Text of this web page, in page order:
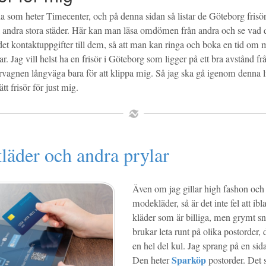
som heter Timecenter, och på denna sidan så listar de Göteborg
stora städer. Här kan man läsa omdömen från andra och se vad
kontaktuppgifter till dem, så att man kan ringa och boka en tid om
Jag vill helst ha en frisör i Göteborg som ligger på ett bra avstånd
långväga bara för att klippa mig. Så jag ska gå igenom
frisör för just mig.
och andra prylar
Även om jag gillar high fashon
modekläder, så är det inte fel att
kläder som är billiga, men grymt
brukar leta runt på olika postorder,
en hel del kul. Jag sprang på en
Den heterSparköppostorder. Det